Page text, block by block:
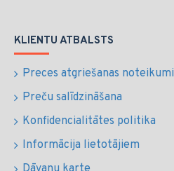
KLIENTU ATBALSTS
Preces atgriešanas noteikumi
Preču salīdzināšana
Konfidencialitātes politika
Informācija lietotājiem